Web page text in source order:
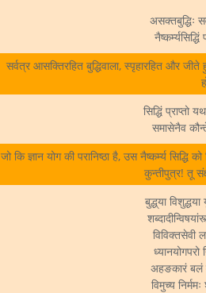
असक्तबुद्धिः
सर्वत्र आसक्तिरहित बुद्धिवाला, स्पृहारहित और जीते
सिद्धिं प्राप्तो
समासेनैव
जो कि ज्ञान योग की परानिष्ठा है, उस नैष्कर्म्य
कुन्तीपुत्र! तू
बुद्ध्‌या
विविक्तसेवी
ध्यानयोगपरो
अहङकारं बलं
विमुच्य